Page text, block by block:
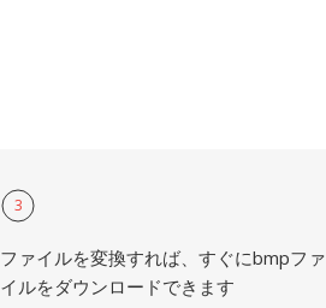
3
ファイルを変換すれば、すぐにbmpファ
イルをダウンロードできます